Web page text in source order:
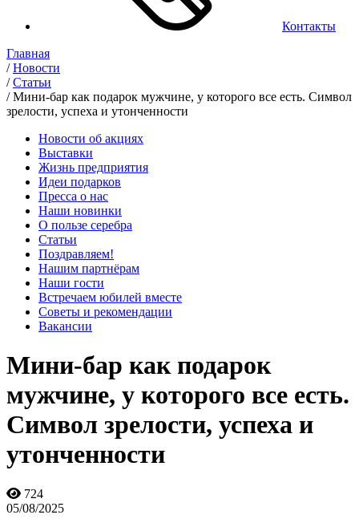
Контакты
Главная
/Новости
/Статьи
/Мини-бар как подарок мужчине, у которого все есть. Символ
зрелости, успеха и утонченности
Новости об акциях
Выставки
Жизнь предприятия
Идеи подарков
Пресса о нас
Наши новинки
О пользе серебра
Статьи
Поздравляем!
Нашим партнёрам
Наши гости
Встречаем юбилей вместе
Советы и рекомендации
Вакансии
Мини-бар как подарок
мужчине, у которого все есть.
Символ зрелости, успеха и
утонченности
724
05/08/2025